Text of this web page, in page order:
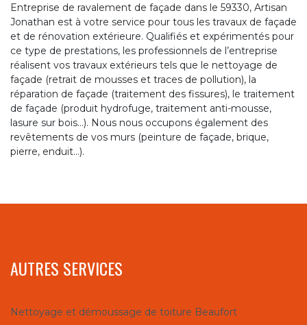
Entreprise de ravalement de façade dans le 59330, Artisan
Jonathan est à votre service pour tous les travaux de façade
et de rénovation extérieure. Qualifiés et expérimentés pour
ce type de prestations, les professionnels de l’entreprise
réalisent vos travaux extérieurs tels que le nettoyage de
façade (retrait de mousses et traces de pollution), la
réparation de façade (traitement des fissures), le traitement
de façade (produit hydrofuge, traitement anti-mousse,
lasure sur bois…). Nous nous occupons également des
revêtements de vos murs (peinture de façade, brique,
pierre, enduit…).
AUTRES SERVICES
Nettoyage et démoussage de toiture Beaufort